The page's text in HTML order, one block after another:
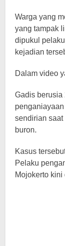
Warga yang
yang tampak
dipukul
kejadian
Dalam video
Gadis berusia
sendirian
buron.
Kasus
Pelaku
Mojokerto